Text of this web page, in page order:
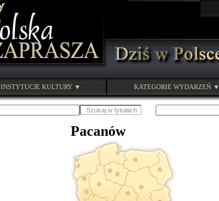
INSTYTUCJE KULTURY ▼ KATEGORIE WYDARZEŃ ▼
Pacanów